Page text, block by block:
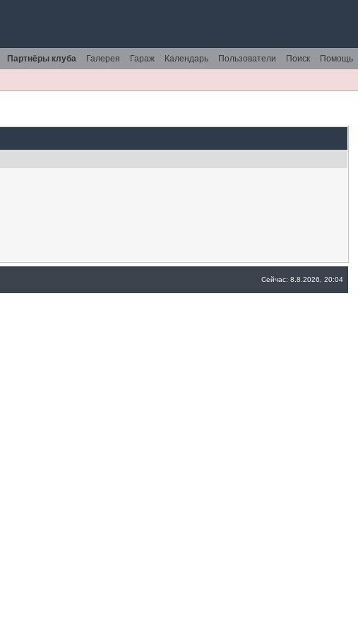
Помощь
Поиск
Пользователи
Календарь
Гараж
Галерея
Партнёры клуба
Сейчас: 8.8.2026, 20:04